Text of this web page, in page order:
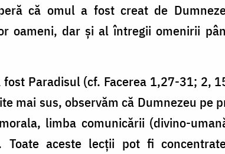
că omul a fost creat de
oameni, dar și al întregii omenirii
Paradisul (cf. Facerea 1,27-31; 2,
mai sus, observăm că Dumnezeu pe
limba comunicării (divino-
Toate aceste lecții pot fi